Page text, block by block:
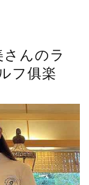
さんのラ
フ俱楽